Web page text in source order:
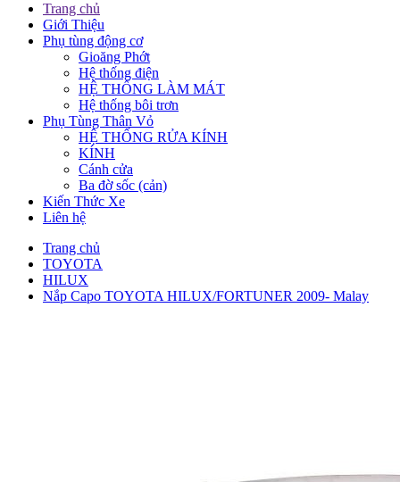
Trang chủ
Giới Thiệu
Phụ tùng động cơ
Gioăng Phớt
Hệ thống điện
HỆ THỐNG LÀM MÁT
Hệ thống bôi trơn
Phụ Tùng Thân Vỏ
HỆ THỐNG RỬA KÍNH
KÍNH
Cánh cửa
Ba đờ sốc (cản)
Kiến Thức Xe
Liên hệ
Trang chủ
TOYOTA
HILUX
Nắp Capo TOYOTA HILUX/FORTUNER 2009- Malay